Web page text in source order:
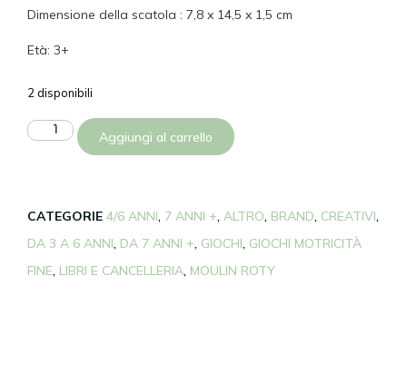
Dimensione della scatola : 7,8 x 14,5 x 1,5 cm
Età: 3+
2 disponibili
Aggiungi al carrello
CATEGORIE 4/6 ANNI, 7 ANNI +, ALTRO, BRAND, CREATIVI,
DA 3 A 6 ANNI, DA 7 ANNI +, GIOCHI, GIOCHI MOTRICITÀ
FINE, LIBRI E CANCELLERIA, MOULIN ROTY